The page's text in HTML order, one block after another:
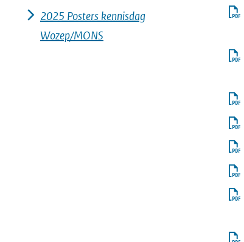
2025 Posters kennisdag
Wozep/MONS